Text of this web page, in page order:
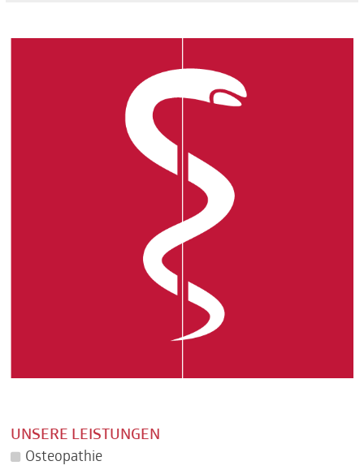
UNSERE LEISTUNGEN
Osteopathie